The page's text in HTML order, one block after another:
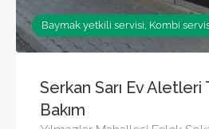
Baymak yetkili servisi, Kombi
Serkan Sarı Ev Aletleri
Bakım